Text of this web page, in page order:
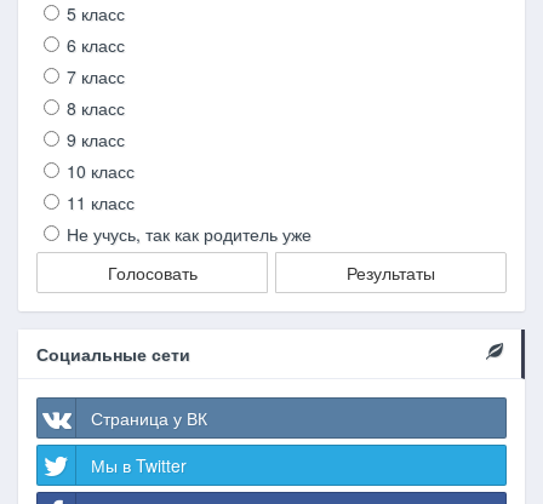
5 класс
6 класс
7 класс
8 класс
9 класс
10 класс
11 класс
Не учусь, так как родитель уже
Голосовать
Результаты
Социальные сети
Страница у ВК
Мы в Twitter